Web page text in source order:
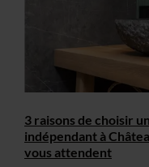
3 raisons de choisir
indépendant à
vous attendent